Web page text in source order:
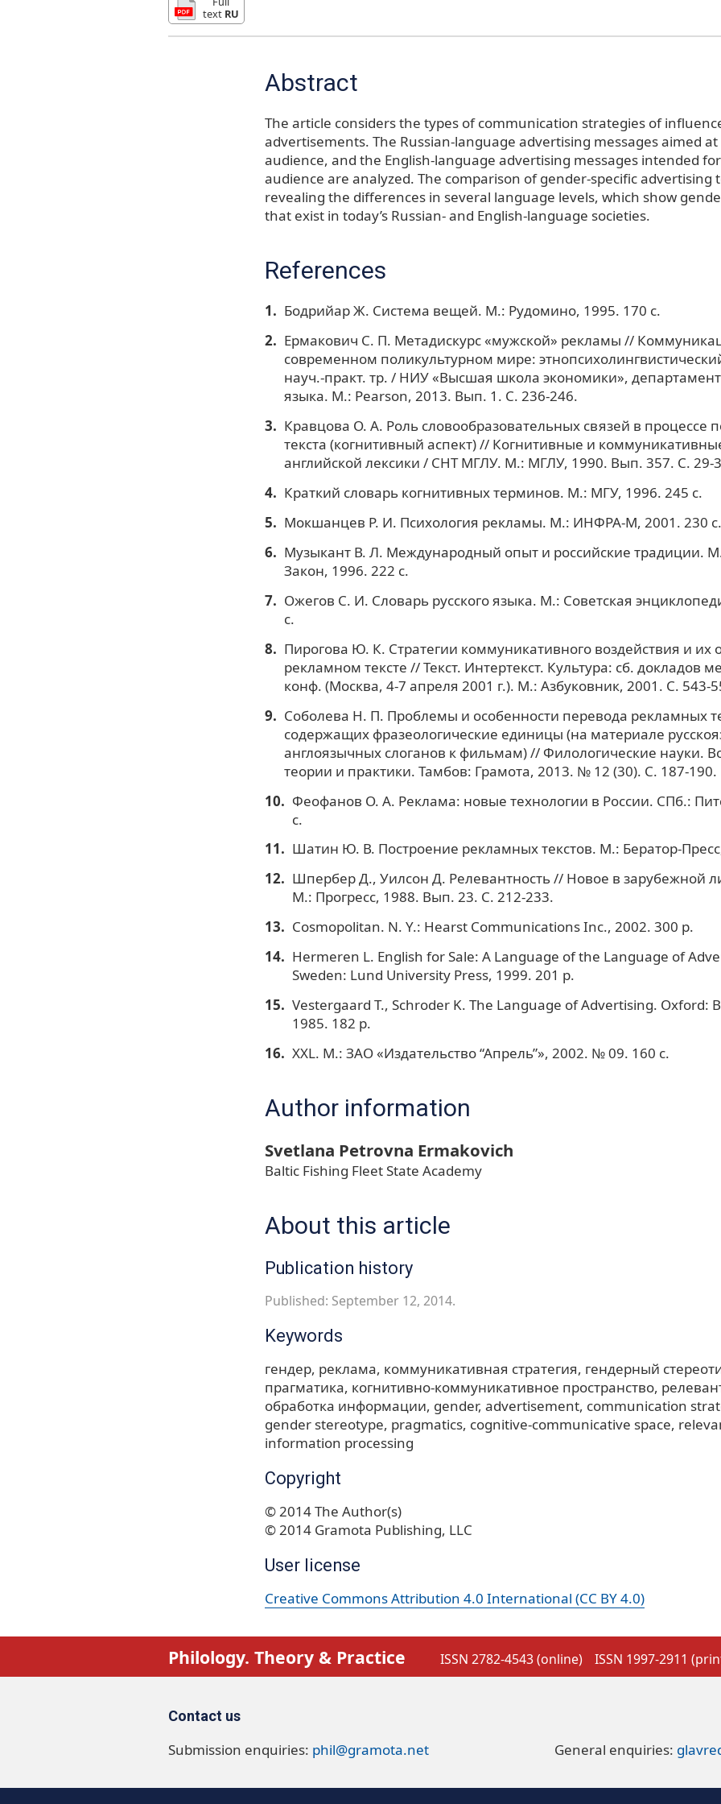
text RU
Abstract
The article considers the types of communication strategies of
advertisements. The Russian-language advertising messages aimed at
audience, and the English-language advertising messages intended
audience are analyzed. The comparison of gender-specific advertising
revealing the differences in several language levels, which show
that exist in today’s Russian- and English-language societies.
References
Бодрийар Ж. Система вещей. М.: Рудомино, 1995. 170 с.
Ермакович С. П. Метадискурс «мужской» рекламы //
современном поликультурном мире:
науч.-практ. тр. / НИУ «Высшая школа экономики», департамент
языка. М.: Pearson, 2013. Вып. 1. С. 236-246.
Кравцова О. А. Роль словообразовательных связей в процессе
текста (когнитивный аспект) // Когнитивные и
английской лексики / СНТ МГЛУ. М.: МГЛУ, 1990. Вып. 357. С. 29-
Краткий словарь когнитивных терминов. М.: МГУ, 1996. 245 с.
Мокшанцев Р. И. Психология рекламы. М.: ИНФРА-М, 2001. 230 с.
Музыкант В. Л. Международный опыт и российские традиции.
Закон, 1996. 222 с.
Ожегов С. И. Словарь русского языка. М.: Советская
с.
Пирогова Ю. К. Стратегии коммуникативного воздействия и их
рекламном тексте // Текст. Интертекст. Культура: сб. докладов
конф. (Москва, 4-7 апреля 2001 г.). М.: Азбуковник, 2001. С. 543-
Соболева Н. П. Проблемы и особенности перевода рекламных
содержащих фразеологические единицы (на материале
англоязычных слоганов к фильмам) // Филологические науки.
теории и практики. Тамбов: Грамота, 2013. № 12 (30). C. 187-190.
Феофанов О. А. Реклама: новые технологии в России. СПб.:
с.
Шатин Ю. В. Построение рекламных текстов. М.: Бератор-
Шпербер Д., Уилсон Д. Релевантность // Новое в зарубежной
М.: Прогресс, 1988. Вып. 23. С. 212-233.
Cosmopolitan. N. Y.: Hearst Communications Inc., 2002. 300 p.
Hermeren L. English for Sale: A Language of the Language of
Sweden: Lund University Press, 1999. 201 p.
Vestergaard T., Schroder K. The Language of Advertising. Oxford:
1985. 182 p.
XXL. М.: ЗАО «Издательство “Апрель”», 2002. № 09. 160 с.
Author information
Svetlana Petrovna Ermakovich
Baltic Fishing Fleet State Academy
About this article
Publication history
Published: September 12, 2014.
Keywords
гендер реклама коммуникативная стратегия гендерный
прагматика когнитивно-коммуникативное пространство
обработка информации gender advertisement communication
gender stereotype pragmatics cognitive-communicative space
information processing
Copyright
© 2014 The Author(s)
© 2014 Gramota Publishing, LLC
User license
Creative Commons Attribution 4.0 International (CC BY 4.0)
Philology. Theory & Practice ISSN 2782-4543 (online) ISSN 1997-2911
Contact us
Submission enquiries: phil@gramota.net General enquiries: